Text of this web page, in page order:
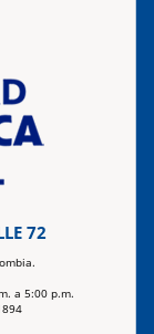
72
a 5:00 p.m.